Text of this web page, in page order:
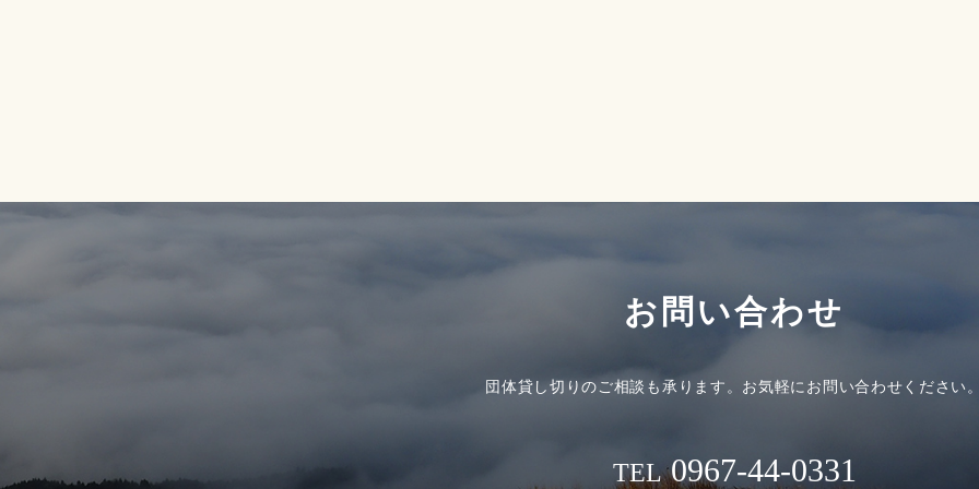
お問い合わせ
団体貸し切りのご相談も承ります。 お気軽にお問い合わせください
TEL 0967-44-0331